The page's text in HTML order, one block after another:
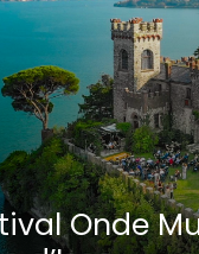
Onde